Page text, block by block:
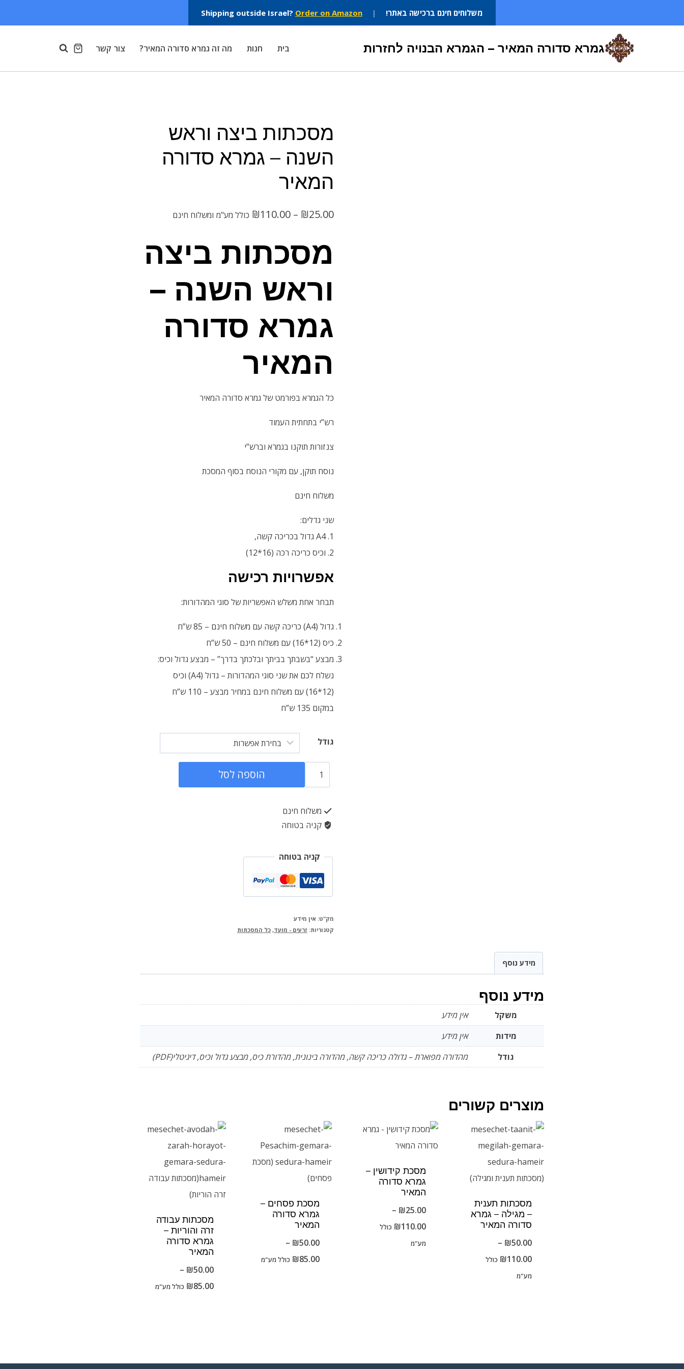
to
משלוחים חינם ברכישה באתר! |
Shipping outside Israel? Order on Amazon
גמרא סדורה המאיר – הגמרא הבנויה לחזרות בית חנות מה זה גמרא סדורה המאיר? צור קשר
מסכתות ביצה וראש
השנה – גמרא סדורה
המאיר
₪25.00
–
₪110.00 טווח
כולל מע"מ ומשלוח חינם
מסכתות ביצה
וראש השנה –
גמרא סדורה
המאיר
כל הגמרא בפורמט של גמרא סדורה המאיר
רש”י בתחתית העמוד
צנזורות תוקנו בגמרא וברש”י
נוסח תוקן, עם מקורי הנוסח בסוף המסכת
משלוח חינם
שני גדלים:
1. A4 גדול בכריכה קשה,
2. וכיס כריכה רכה (16*12)
אפשרויות רכישה
תבחר אחת משלש האפשריות של סוגי המהדורות:
גדול (A4) כריכה קשה עם משלוח חינם – 85 ש”ח
כיס (12*16) עם משלוח חינם – 50 ש”ח
מבצע “בשבתך בביתך ובלכתך בדרך” – מבצע גדול וכיס:
נשלח לכם את שני סוגי המהדורות – גדול (A4) וכיס
(12*16) עם משלוח חינם במחיר מבצע – 110 ש”ח
במקום 135 ש”ח
גודל
כמות
של
ביצה
גמרא
סדורה
המאיר
הוספה לסל
משלוח חינם
קניה בטוחה
קניה בטוחה
מק"ט: אין מידע
קטגוריות: זרעים - מועד, כל המסכתות
מידע נוסף
מידע נוסף
משקל
אין מידע
מידות
אין מידע
גודל
מהדורה מפוארת – גדולה כריכה קשה, מהדורה בינונית, מהדורת כיס, מבצע גדול וכיס, דיגיטלי(PDF)
מוצרים קשורים
מסכתות תענית
– מגילה – גמרא
סדורה המאיר
₪50.00
–
₪110.00
טווח
כולל
מע"מ
מסכת קידושין –
גמרא סדורה
המאיר
₪25.00
–
₪110.00
טווח
כולל
מע"מ
מסכת פסחים –
גמרא סדורה
המאיר
₪50.00
–
₪85.00
טווח
כולל מע"מ
מסכתות עבודה
זרה והוריות –
גמרא סדורה
המאיר
₪50.00
–
₪85.00
טווח
כולל מע"מ